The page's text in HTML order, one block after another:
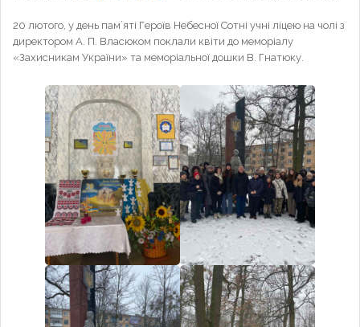
20 лютого, у день памʼяті Героїв Небесної Сотні учні ліцею на чолі з
директором А. П. Власюком поклали квіти до меморіалу
«Захисникам України» та меморіальної дошки В. Гнатюку.